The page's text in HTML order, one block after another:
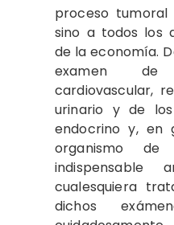
proceso tumoral
sino a todos los
de la economía.
examen
cardiovascular,
urinario y de
endocrino y, en
organismo
indispensable
cualesquiera
dichos